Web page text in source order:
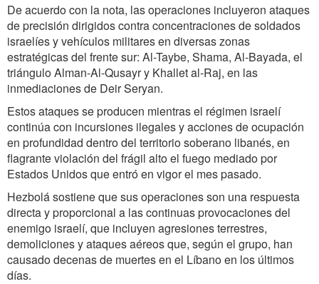
De acuerdo con la nota, las operaciones incluyeron ataques
de precisión dirigidos contra concentraciones de soldados
israelíes y vehículos militares en diversas zonas
estratégicas del frente sur: Al-Taybe, Shama, Al-Bayada, el
triángulo Alman-Al-Qusayr y Khallet al-Raj, en las
inmediaciones de Deir Seryan.
Estos ataques se producen mientras el régimen israelí
continúa con incursiones ilegales y acciones de ocupación
en profundidad dentro del territorio soberano libanés, en
flagrante violación del frágil alto el fuego mediado por
Estados Unidos que entró en vigor el mes pasado.
Hezbolá sostiene que sus operaciones son una respuesta
directa y proporcional a las continuas provocaciones del
enemigo israelí, que incluyen agresiones terrestres,
demoliciones y ataques aéreos que, según el grupo, han
causado decenas de muertes en el Líbano en los últimos
días.